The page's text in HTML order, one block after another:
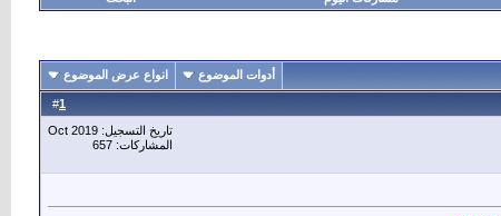
أدوات الموضوع انواع عرض الموضوع
1
تاريخ التسجيل: Oct 2019
المشاركات: 657